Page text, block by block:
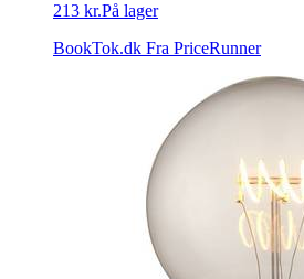
213 kr.På lager
BookTok.dk Fra PriceRunner